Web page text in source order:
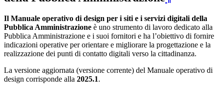
Il Manuale operativo di design per i siti e i servizi digitali della
Pubblica Amministrazione è uno strumento di lavoro dedicato alla
Pubblica Amministrazione e i suoi fornitori e ha l’obiettivo di fornire
indicazioni operative per orientare e migliorare la progettazione e la
realizzazione dei punti di contatto digitali verso la cittadinanza.
La versione aggiornata (versione corrente) del Manuale operativo di
design corrisponde alla 2025.1.